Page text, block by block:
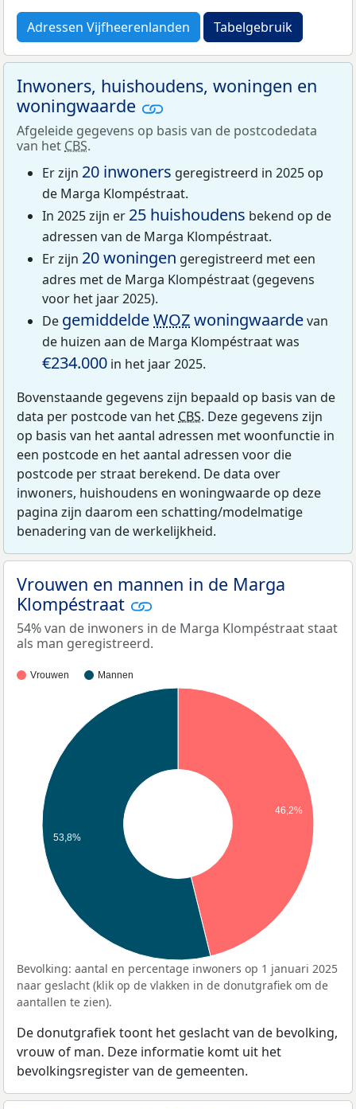
Adressen Vijfheerenlanden Tabelgebruik
Inwoners, huishoudens, woningen en
woningwaarde
Afgeleide gegevens op basis van de postcodedata
van het CBS.
Er zijn 20 inwoners geregistreerd in 2025 op
de Marga Klompéstraat.
In 2025 zijn er 25 huishoudens bekend op de
adressen van de Marga Klompéstraat.
Er zijn 20 woningen geregistreerd met een
adres met de Marga Klompéstraat (gegevens
voor het jaar 2025).
De gemiddeldeWOZwoningwaardevan
de huizen aan de Marga Klompéstraat was
€234.000 in het jaar 2025.
Bovenstaande gegevens zijn bepaald op basis van de
data per postcode van het CBS. Deze gegevens zijn
op basis van het aantal adressen met woonfunctie in
een postcode en het aantal adressen voor die
postcode per straat berekend. De data over
inwoners, huishoudens en woningwaarde op deze
pagina zijn daarom een schatting/modelmatige
benadering van de werkelijkheid.
Vrouwen en mannen in de Marga
Klompéstraat
54% van de inwoners in de Marga Klompéstraat staat
als man geregistreerd.
Vrouwen Mannen
46,2%
53,8%
Bevolking: aantal en percentage inwoners op 1 januari 2025
naar geslacht (klik op de vlakken in de donutgrafiek om de
aantallen te zien).
De donutgrafiek toont het geslacht van de bevolking,
vrouw of man. Deze informatie komt uit het
bevolkingsregister van de gemeenten.